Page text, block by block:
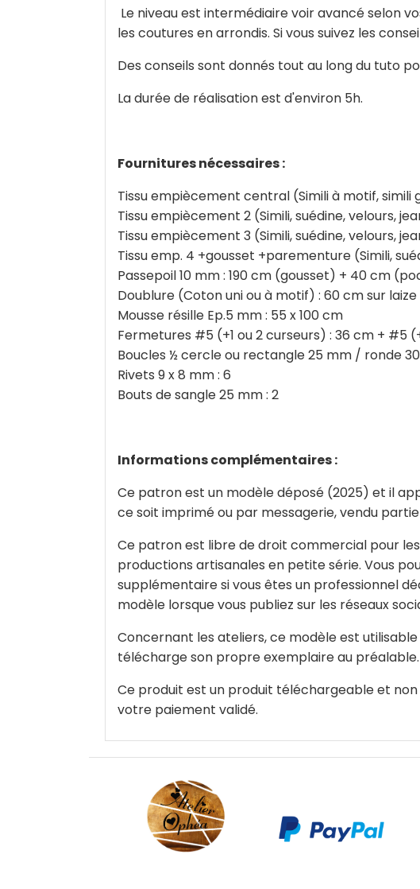
Le niveau est intermédiaire voir avancé selon
les coutures en arrondis. Si vous suivez les
Des conseils sont donnés tout au long du tuto
La durée de réalisation est d'environ 5h.
Fournitures nécessaires :
Tissu empiècement central (Simili à motif, simili
Tissu empiècement 2 (Simili, suédine, velours,
Tissu empiècement 3 (Simili, suédine, velours,
Tissu emp. 4 +gousset +parementure (Simili,
Passepoil 10 mm : 190 cm (gousset) + 40 cm
Doublure (Coton uni ou à motif) : 60 cm sur laize
Mousse résille Ep.5 mm : 55 x 100 cm
Fermetures #5 (+1 ou 2 curseurs) : 36 cm + #5
Boucles ½ cercle ou rectangle 25 mm / ronde
Rivets 9 x 8 mm : 6
Bouts de sangle 25 mm : 2
Informations complémentaires :
Ce patron est un modèle déposé (2025) et il
ce soit imprimé ou par messagerie, vendu
Ce patron est libre de droit commercial pour
productions artisanales en petite série. Vous
supplémentaire si vous êtes un professionnel
modèle lorsque vous publiez sur les réseaux
Concernant les ateliers, ce modèle est
télécharge son propre exemplaire au
Ce produit est un produit téléchargeable et
votre paiement validé.